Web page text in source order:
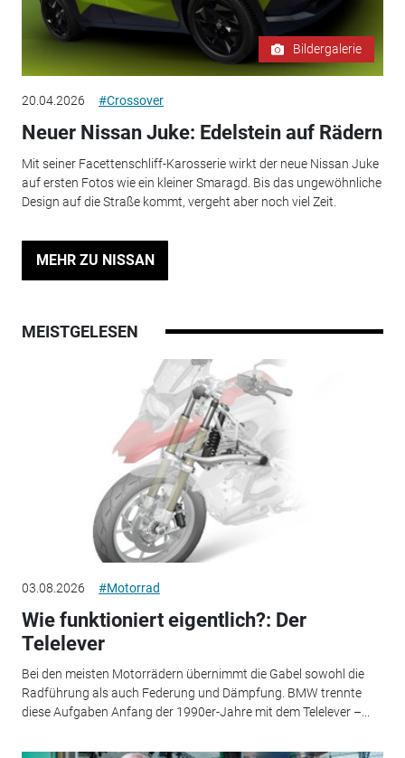
Bildergalerie
20.04.2026 #Crossover
Neuer Nissan Juke: Edelstein auf Rädern
Mit seiner Facettenschliff-Karosserie wirkt der neue Nissan Juke
auf ersten Fotos wie ein kleiner Smaragd. Bis das ungewöhnliche
Design auf die Straße kommt, vergeht aber noch viel Zeit.
MEHR ZU NISSAN
MEISTGELESEN
03.08.2026 #Motorrad
Wie funktioniert eigentlich?: Der
Telelever
Bei den meisten Motorrädern übernimmt die Gabel sowohl die
Radführung als auch Federung und Dämpfung. BMW trennte
diese Aufgaben Anfang der 1990er-Jahre mit dem Telelever –...